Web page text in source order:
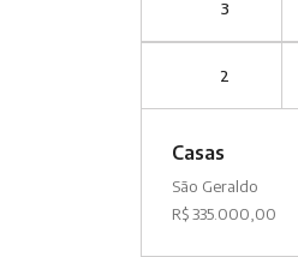
3
2
Casas
São Geraldo
R$ 335.000,00